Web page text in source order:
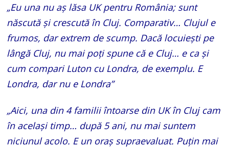
„Eu una nu aș lăsa UK pentru România; sunt
născută și crescută în Cluj. Comparativ… Clujul e
frumos, dar extrem de scump. Dacă locuiești pe
lângă Cluj, nu mai poți spune că e Cluj… e ca și
cum compari Luton cu Londra, de exemplu. E
Londra, dar nu e Londra”
„Aici, una din 4 familii întoarse din UK în Cluj cam
în același timp… după 5 ani, nu mai suntem
niciunul acolo. E un oraș supraevaluat. Puțin mai